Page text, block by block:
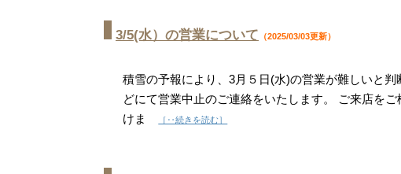
3/5(水）の営業について （2025/03/03更新）
積雪の予報により、3月５日(水)の営業が難しいと
どにて営業中止のご連絡をいたします。 ご来店を
けま
［‥続きを読む］